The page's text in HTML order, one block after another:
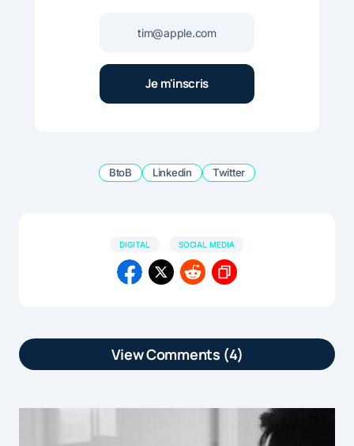
BtoB Linkedin Twitter
DIGITAL SOCIAL MEDIA
View Comments (4)
préférés des marketeurs en B2B est